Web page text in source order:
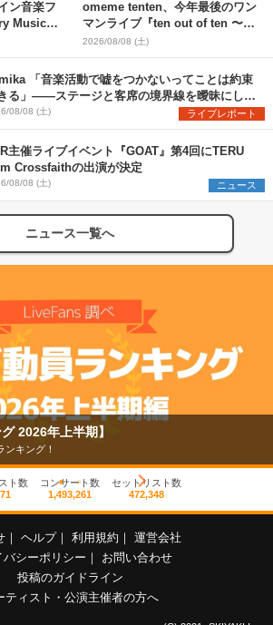
ン音楽フ
Music
者とし
し58、
omeme tenten、今年最後のワン
マンライブ『ten out of ten 〜
one man〜』を11月に開催決定
2026/08/08 (土)
「音楽活動で嘘をつかないってことは約束
る」――ステージと客席の境界線を曖昧にし
ツアーファイナル武道館公演レポート
08/08 (土) ライブレポート
主催ライブイベント『GOAT』第4回にTERU
Crossfaithの出演が決定
08/08 (土) ニュース
ニュース一覧へ
2026年上半期】
キング！
ト数
コンサート数
1,493,261
セットリスト数
472,348
ヘルプ 利用規約
運営会社
バシーポリシー
お問い合わせ
投稿のガイドライン
ティスト・公演主催者の方へ